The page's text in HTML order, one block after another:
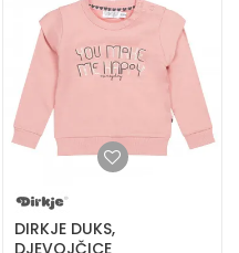
DIRKJE DUKS,
DJEVOJČICE